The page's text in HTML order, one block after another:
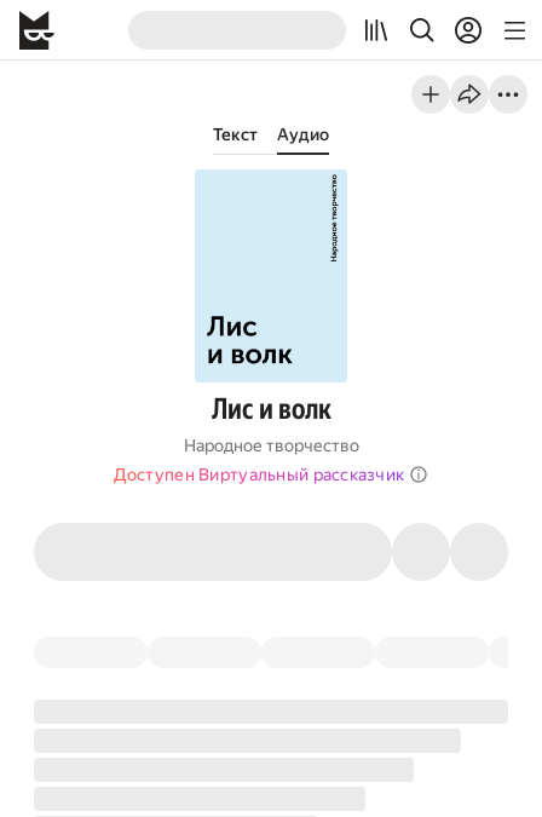
Текст Аудио
Лис и волк
Народное творчество
Доступен Виртуальный рассказчик